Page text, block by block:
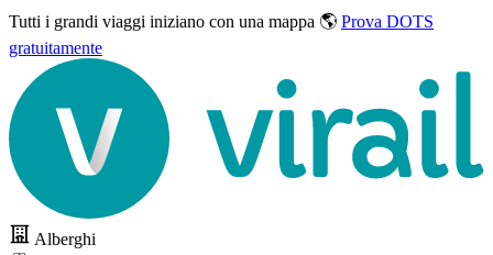
Tutti i grandi viaggi iniziano con una mappa 🌎 Prova DOTS
gratuitamente
Alberghi